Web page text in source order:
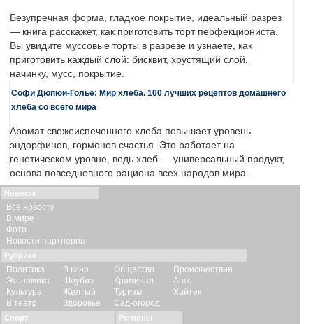
Безупречная форма, гладкое покрытие, идеальный разрез
— книга расскажет, как приготовить торт перфекциониста.
Вы увидите муссовые торты в разрезе и узнаете, как
приготовить каждый слой: бисквит, хрустящий слой,
начинку, мусс, покрытие.
Софи Дюпюи-Голье: Мир хлеба. 100 лучших рецептов домашнего
хлеба со всего мира
Аромат свежеиспеченного хлеба повышает уровень
эндорфинов, гормонов счастья. Это работает на
генетическом уровне, ведь хлеб — универсальный продукт,
основа повседневного рациона всех народов мира.
Новости
Все новости
В мире
Фото
Новости партнеров
Рубрики
Политика
Экономика
Культура
В театр
В кино
Шоубиз
Желтый
Здоровье
Общество
Криминал
Туризм
Сад-огород
Происшествия
Авто
Хайтек
Спорт Регионы